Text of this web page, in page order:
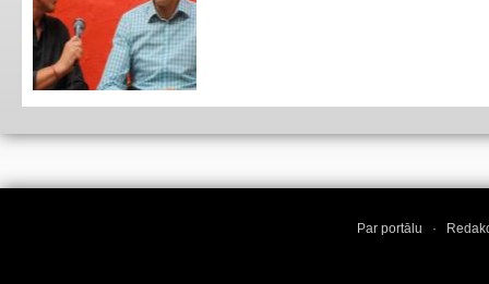
Par portālu ·